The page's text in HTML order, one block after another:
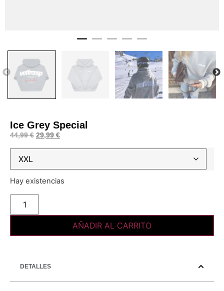
Ice Grey Special
44,99€ 29,99 €
Hay existencias
AÑADIR AL CARRITO
DETALLES